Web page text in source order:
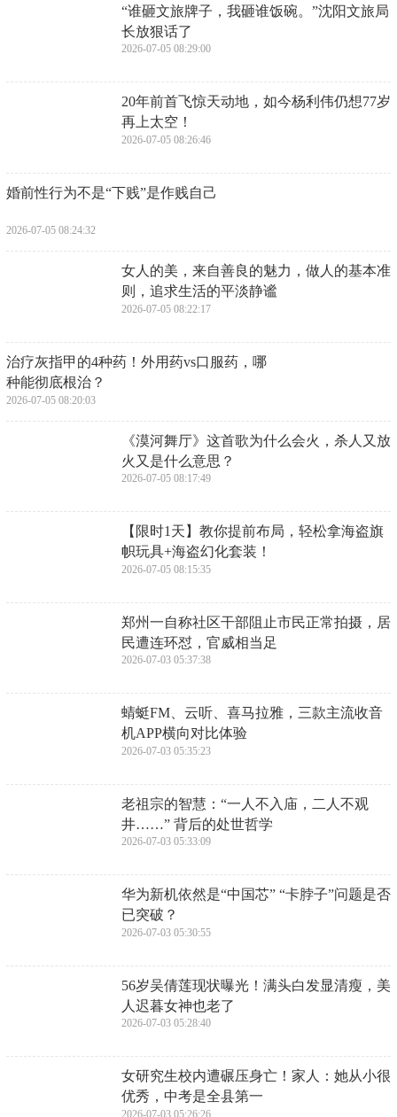
​“谁砸文旅牌子，我砸谁饭碗。”沈阳文旅局
长放狠话了
2026-07-05 08:29:00
​20年前首飞惊天动地，如今杨利伟仍想77岁
再上太空！
2026-07-05 08:26:46
​婚前性行为不是“下贱”是作贱自己
2026-07-05 08:24:32
​女人的美，来自善良的魅力，做人的基本准
则，追求生活的平淡静谧
2026-07-05 08:22:17
​治疗灰指甲的4种药！外用药vs口服药，哪
种能彻底根治？
2026-07-05 08:20:03
​《漠河舞厅》这首歌为什么会火，杀人又放
火又是什么意思？
2026-07-05 08:17:49
​【限时1天】教你提前布局，轻松拿海盗旗
帜玩具+海盗幻化套装！
2026-07-05 08:15:35
​郑州一自称社区干部阻止市民正常拍摄，居
民遭连环怼，官威相当足
2026-07-03 05:37:38
​蜻蜓FM、云听、喜马拉雅，三款主流收音
机APP横向对比体验
2026-07-03 05:35:23
老祖宗的智慧：“一人不入庙，二人不观
井……” 背后的处世哲学
2026-07-03 05:33:09
​华为新机依然是“中国芯” “卡脖子”问题是否
已突破？
2026-07-03 05:30:55
​56岁吴倩莲现状曝光！满头白发显清瘦，美
人迟暮女神也老了
2026-07-03 05:28:40
​女研究生校内遭碾压身亡！家人：她从小很
优秀，中考是全县第一
2026-07-03 05:26:26